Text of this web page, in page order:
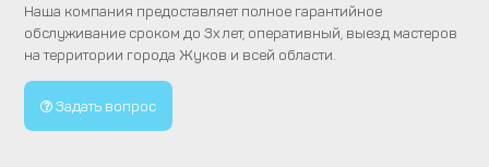
Наша компания предоставляет полное гарантийное
обслуживание сроком до 3х лет, оперативный, выезд мастеров
на территории города Жуков и всей области.
Задать вопрос